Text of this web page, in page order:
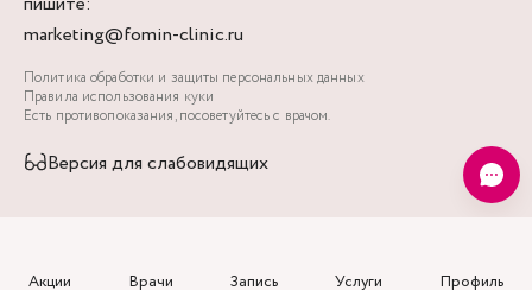
marketing@fomin-clinic.ru
Политика обработки и защиты персональных данных
Правила использования куки
Есть противопоказания, посоветуйтесь с врачом.
Версия для слабовидящих
Акции Врачи Запись Услуги Профиль